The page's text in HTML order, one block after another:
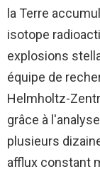
la Terre
isotope
explosions
équipe de
Helmholtz-
grâce à
plusieurs
afflux constant